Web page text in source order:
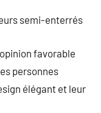
semi-enterrés
favorable
personnes
élégant et leur